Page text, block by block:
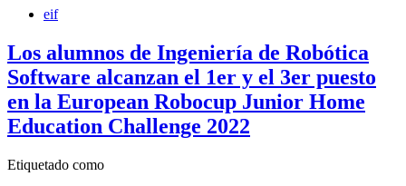
eif
Los alumnos de Ingeniería de Robótica
Software alcanzan el 1er y el 3er puesto
en la European Robocup Junior Home
Education Challenge 2022
Etiquetado como